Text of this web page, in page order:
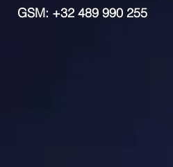
GSM: +32 489 990 255